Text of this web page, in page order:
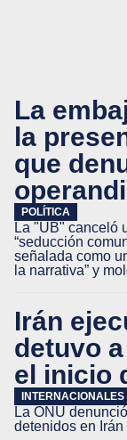
La
la
que
POLÍTICA
La "UB" canceló
“seducción
señalada como
la narrativa” y
Irán
detuvo
el inicio
INTERNACIONALES
La ONU
detenidos en